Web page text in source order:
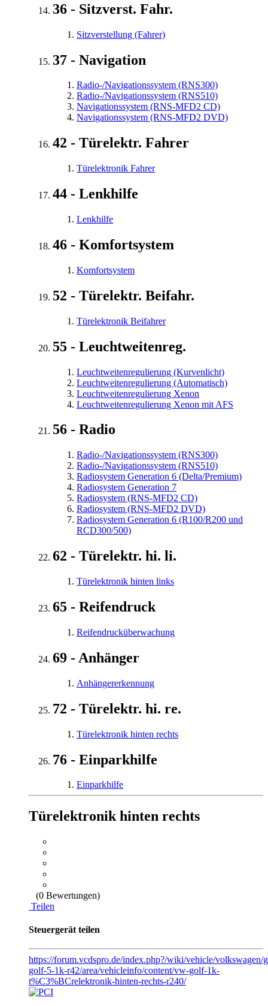
36 - Sitzverst. Fahr.
Sitzverstellung (Fahrer)
37 - Navigation
Radio-/Navigationssystem (RNS300)
Radio-/Navigationssystem (RNS510)
Navigationssystem (RNS-MFD2 CD)
Navigationssystem (RNS-MFD2 DVD)
42 - Türelektr. Fahrer
Türelektronik Fahrer
44 - Lenkhilfe
Lenkhilfe
46 - Komfortsystem
Komfortsystem
52 - Türelektr. Beifahr.
Türelektronik Beifahrer
55 - Leuchtweitenreg.
Leuchtweitenregulierung (Kurvenlicht)
Leuchtweitenregulierung (Automatisch)
Leuchtweitenregulierung Xenon
Leuchtweitenregulierung Xenon mit AFS
56 - Radio
Radio-/Navigationssystem (RNS300)
Radio-/Navigationssystem (RNS510)
Radiosystem Generation 6 (Delta/Premium)
Radiosystem Generation 7
Radiosystem (RNS-MFD2 CD)
Radiosystem (RNS-MFD2 DVD)
Radiosystem Generation 6 (R100/R200 und
RCD300/500)
62 - Türelektr. hi. li.
Türelektronik hinten links
65 - Reifendruck
Reifendrucküberwachung
69 - Anhänger
Anhängererkennung
72 - Türelektr. hi. re.
Türelektronik hinten rechts
76 - Einparkhilfe
Einparkhilfe
Türelektronik hinten rechts
(0 Bewertungen)
Teilen
Steuergerät teilen
https://forum.vcdspro.de/index.php?/wiki/vehicle/volkswagen/
golf-5-1k-r42/area/vehicleinfo/content/vw-golf-1k-
t%C3%BCrelektronik-hinten-rechts-r240/